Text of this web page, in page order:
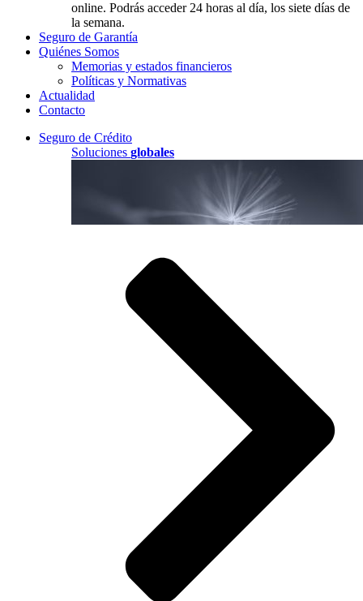
online. Podrás acceder 24 horas al día, los siete días de
la semana.
Seguro de Garantía
Quiénes Somos
Memorias y estados financieros
Políticas y Normativas
Actualidad
Contacto
Seguro de Crédito
Soluciones globales